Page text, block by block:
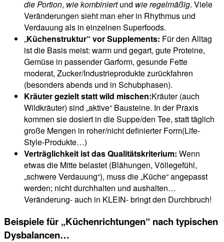
die Portion, wie kombiniertund wie regelmäßig. Viele
Veränderungen sieht man eher in Rhythmus und
Verdauung als in einzelnen Superfoods.
„Küchenstruktur“ vor Supplements: Für den Alltag
ist die Basis meist: warm und gegart, gute Proteine,
Gemüse in passender Garform, gesunde Fette
moderat, Zucker/Industrieprodukte zurückfahren
(besonders abends und in Schubphasen).
Kräuter gezielt statt wild mischen:Kräuter (auch
Wildkräuter) sind „aktive“ Bausteine. In der Praxis
kommen sie dosiert in die Suppe/den Tee, statt täglich
große Mengen in roher/nicht definierter Form(Life-
Style-Produkte…)
Verträglichkeit ist das Qualitätskriterium: Wenn
etwas die Mitte belastet (Blähungen, Völlegefühl,
„schwere Verdauung“), muss die „Küche“ angepasst
werden; nicht durchhalten und aushalten…
Veränderung- auch in KLEIN- bringt den Durchbruch!
Beispiele für „Küchenrichtungen“ nach typischen
Dysbalancen…